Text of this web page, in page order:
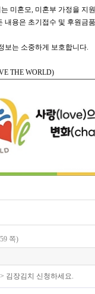
미혼모, 미혼부 가정을 지
내용은 초기접수 및 후원금
보는 소중하게 보호합니다.
THE WORLD)
쪽)
김장김치 신청하세요.